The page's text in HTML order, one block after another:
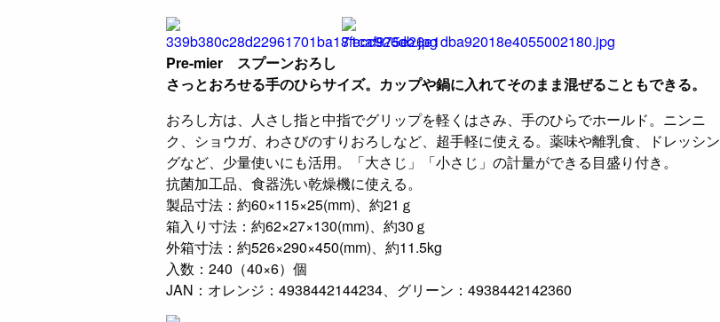
Pre-mier スプーンおろし
さっとおろせる手のひらサイズ。カップや鍋に入れてそのまま混ぜることもできる。
おろし方は、人さし指と中指でグリップを軽くはさみ、手のひらでホールド。ニンニ
ク、ショウガ、わさびのすりおろしなど、超手軽に使える。薬味や離乳食、ドレッシン
グなど、少量使いにも活用。「大さじ」「小さじ」の計量ができる目盛り付き。
抗菌加工品、食器洗い乾燥機に使える。
製品寸法：約60×115×25(mm)、約21ｇ
箱入り寸法：約62×27×130(mm)、約30ｇ
外箱寸法：約526×290×450(mm)、約11.5kg
入数：240（40×6）個
JAN：オレンジ：4938442144234、グリーン：4938442142360